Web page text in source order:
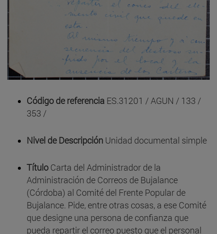
Código de referencia ES.31201 / AGUN / 133 /
353 /
Nivel de Descripción Unidad documental simple
Título Carta del Administrador de la
Administración de Correos de Bujalance
(Córdoba) al Comité del Frente Popular de
Bujalance. Pide, entre otras cosas, a ese Comité
que designe una persona de confianza que
pueda repartir el correo puesto que el personal